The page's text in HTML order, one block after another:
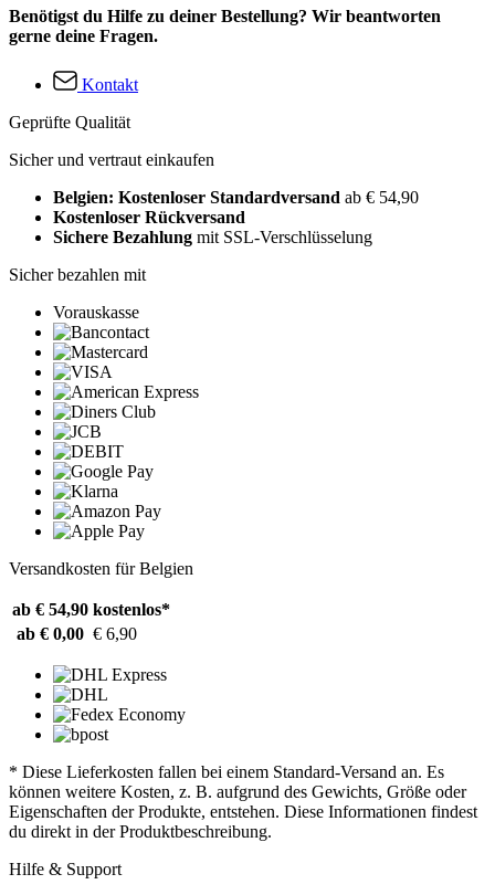
Benötigst du Hilfe zu deiner Bestellung? Wir beantworten
gerne deine Fragen.
Kontakt
Geprüfte Qualität
Sicher und vertraut einkaufen
Belgien: Kostenloser Standardversand ab € 54,90
Kostenloser Rückversand
Sichere Bezahlung mit SSL-Verschlüsselung
Sicher bezahlen mit
Vorauskasse
Versandkosten für Belgien
ab € 54,90 kostenlos*
ab € 0,00 € 6,90
* Diese Lieferkosten fallen bei einem Standard-Versand an. Es
können weitere Kosten, z. B. aufgrund des Gewichts, Größe oder
Eigenschaften der Produkte, entstehen. Diese Informationen findest
du direkt in der Produktbeschreibung.
Hilfe & Support